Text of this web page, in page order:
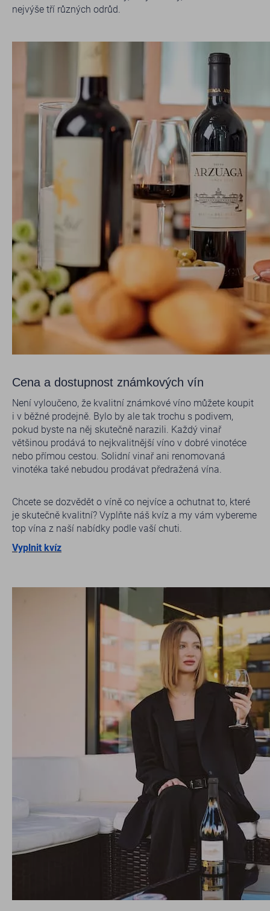
nejvýše tří různých odrůd.
Cena a dostupnost známkových vín
Není vyloučeno, že kvalitní známkové víno můžete koupit
i v běžné prodejně. Bylo by ale tak trochu s podivem,
pokud byste na něj skutečně narazili. Každý vinař
většinou prodává to nejkvalitnější víno v dobré vinotéce
nebo přímou cestou. Solidní vinař ani renomovaná
vinotéka také nebudou prodávat předražená vína.
Chcete se dozvědět o víně co nejvíce a ochutnat to, které
je skutečně kvalitní? Vyplňte náš kvíz a my vám vybereme
top vína z naší nabídky podle vaší chuti.
Vyplnit kvíz